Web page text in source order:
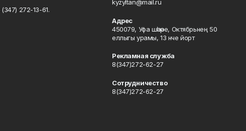
272-13-61.
kyzyltan@mail.ru
Адрес
450079, Уфа шәһәре, Октябрьнең 50
еллыгы урамы, 13 нче йорт
Рекламная служба
8(347)272-62-27
Сотрудничество
8(347)272-62-27